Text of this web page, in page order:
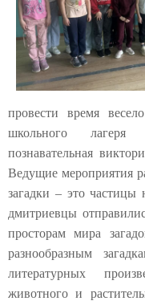
провести время
школьного
познавательная
Ведущие мероприятия
загадки – эточастицы
дмитриевцы отправ
просторам мира
разнообразным
литературных
животного и